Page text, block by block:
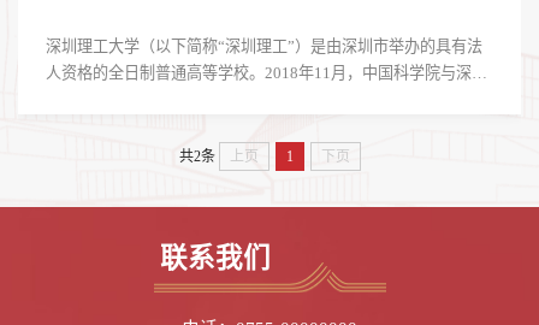
深圳理工大学（以下简称“深圳理工”）是由深圳市举办的具有法
人资格的全日制普通高等学校。2018年11月，中国科学院与深圳
鲜明科研烙印的大学，在深圳这片改革开放的热土孕育和诞生。
大精神基石，不仅是对科研先驱们不懈探索、勇于创新的崇高敬
共2条 上页 1 下页
联系我们